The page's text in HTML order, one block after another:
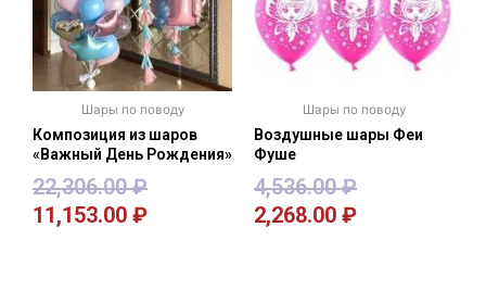
Шары по поводу
Композиция из шаров
«Важный День Рождения»
22,306.00₽
11,153.00 ₽
Шары по поводу
Воздушные шары Феи
Фуше
4,536.00₽
2,268.00 ₽